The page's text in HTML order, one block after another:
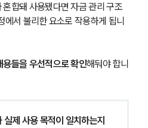
합돼 사용됐다면 자금 관리 구조
에서 불리한 요소로 작용하게 됩니
용들을 우선적으로 확인해둬야 합니
제 사용 목적이 일치하는지